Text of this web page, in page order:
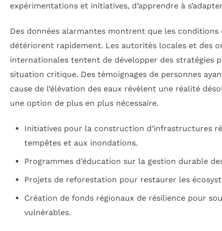
expérimentations et initiatives, d’apprendre à
Des données alarmantes montrent que les conditions
détériorent rapidement. Les autorités locales et des
internationales tentent de développer des stratégies
situation critique. Des témoignages de personnes
cause de l’élévation des eaux révèlent une réalité
une option de plus en plus nécessaire.
Initiatives pour la construction d’infrastructures
tempêtes et aux inondations.
Programmes d’éducation sur la gestion durable
Projets de reforestation pour restaurer les
Création de fonds régionaux de résilience pour
vulnérables.